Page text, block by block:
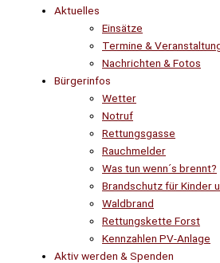
Aktuelles
Einsätze
Termine &
Nachrichten & Fotos
Bürgerinfos
Wetter
Notruf
Rettungsgasse
Rauchmelder
Was tun wenn´s brennt?
Brandschutz für Kinder
Waldbrand
Rettungskette Forst
Kennzahlen PV-Anlage
Aktiv werden & Spenden